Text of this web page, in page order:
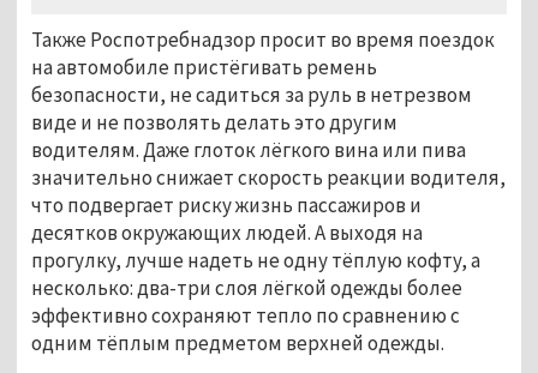
Также Роспотребнадзор просит во время поездок
на автомобиле пристёгивать ремень
безопасности, не садиться за руль в нетрезвом
виде и не позволять делать это другим
водителям. Даже глоток лёгкого вина или пива
значительно снижает скорость реакции водителя,
что подвергает риску жизнь пассажиров и
десятков окружающих людей. А выходя на
прогулку, лучше надеть не одну тёплую кофту, а
несколько: два-три слоя лёгкой одежды более
эффективно сохраняют тепло по сравнению с
одним тёплым предметом верхней одежды.